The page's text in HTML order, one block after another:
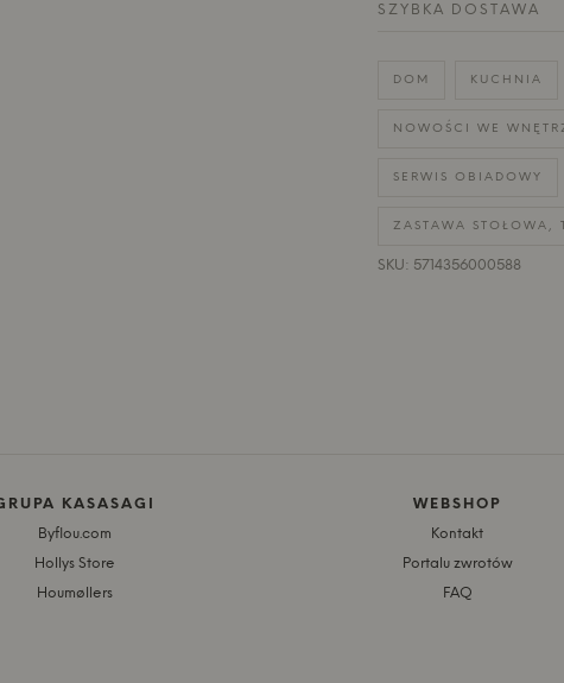
SZYBKA DOSTAWA
DOM KUCHNIA
NOWOŚCI WE
SERWIS OBIADOWY
ZASTAWA STOŁOWA,
SKU: 5714356000588
KASASAGI
Byflou.com
Hollys Store
Houmøllers
WEBSHOP
Kontakt
Portalu zwrotów
FAQ